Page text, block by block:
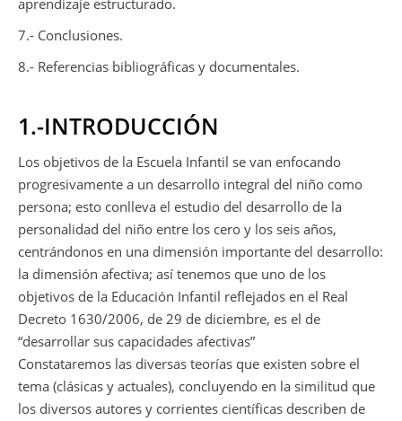
aprendizaje estructurado.
7.- Conclusiones.
8.- Referencias bibliográficas y documentales.
1.-INTRODUCCIÓN
Los objetivos de la Escuela Infantil se van enfocando
progresivamente a un desarrollo integral del niño como
persona; esto conlleva el estudio del desarrollo de la
personalidad del niño entre los cero y los seis años,
centrándonos en una dimensión importante del desarrollo:
la dimensión afectiva; así tenemos que uno de los
objetivos de la Educación Infantil reflejados en el Real
Decreto 1630/2006, de 29 de diciembre, es el de
“desarrollar sus capacidades afectivas”
Constataremos las diversas teorías que existen sobre el
tema (clásicas y actuales), concluyendo en la similitud que
los diversos autores y corrientes científicas describen de